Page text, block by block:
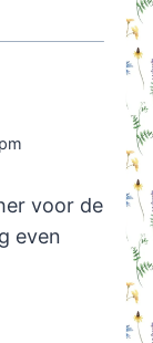
voor de
even